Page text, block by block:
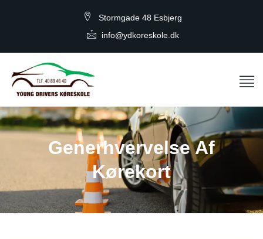
Stormgade 48 Esbjerg
info@ydkoreskole.dk
Generhvervelse Af
Kørekort